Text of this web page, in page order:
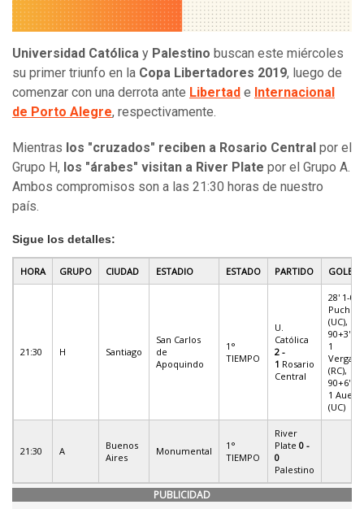
Universidad Católica y Palestino buscan este miércoles
su primer triunfo en la Copa Libertadores 2019, luego de
comenzar con una derrota ante Libertad e Internacional
de Porto Alegre, respectivamente.
Mientras los "cruzados" reciben a Rosario Central por el
Grupo H, los "árabes" visitan a River Plate por el Grupo A.
Ambos compromisos son a las 21:30 horas de nuestro
país.
Sigue los detalles:
HORA GRUPO CIUDAD ESTADIO ESTADO PARTIDO GOLES
21:30 H Santiago
San Carlos
de
Apoquindo
1°
TIEMPO
U.
Católica
2 -
1 Rosario
Central
28' 1-0
Puch
(UC),
90+3' 1-
1
Vergara
(RC),
90+6' 2-
1 Aued
(UC)
21:30 A
Buenos
Aires
Monumental
1°
TIEMPO
River
Plate 0 -
0
Palestino
PUBLICIDAD